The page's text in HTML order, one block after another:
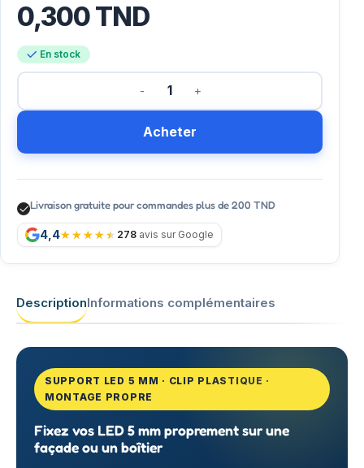
0,300TND
En stock
Acheter
Livraison gratuite pour commandes plus de 200 TND
4,4 278 avis sur Google
DescriptionInformations complémentaires
SUPPORT LED 5 MM · CLIP PLASTIQUE ·
MONTAGE PROPRE
Fixez vos LED 5 mm proprement sur une
façade ou un boîtier